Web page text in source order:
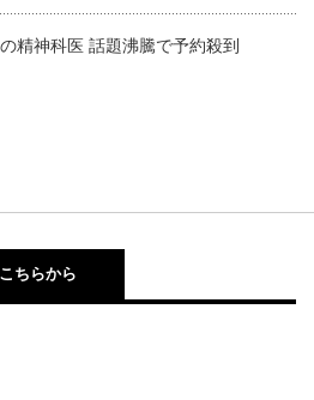
精神科医 話題沸騰で予約殺到
ちらから